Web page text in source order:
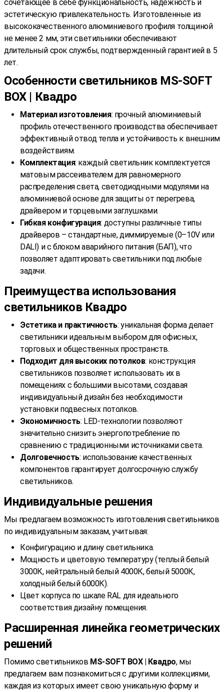
сочетающее в себе функциональность, надежность и
эстетическую привлекательность. Изготовленные из
высококачественного алюминиевого профиля толщиной
не менее 2 мм, эти светильники обеспечивают
длительный срок службы, подтвержденный гарантией в 5
лет.
Особенности светильников MS-SOFT
BOX | Квадро
Материал изготовления: прочный алюминиевый
профиль отечественного производства обеспечивает
эффективный отвод тепла и устойчивость к внешним
воздействиям.
Комплектация: каждый светильник комплектуется
матовым рассеивателем для равномерного
распределения света, светодиодными модулями на
алюминиевой основе для защиты от перегрева,
драйвером и торцевыми заглушками.
Гибкая конфигурация: доступны различные типы
драйверов – стандартные, диммируемые (0–10V или
DALI) и с блоком аварийного питания (БАП), что
позволяет адаптировать светильники под любые
задачи.
Преимущества использования
светильников Квадро
Эстетика и практичность: уникальная форма делает
светильники идеальным выбором для офисных,
торговых и общественных пространств.
Подходит для высоких потолков: конструкция
светильников позволяет использовать их в
помещениях с большими высотами, создавая
индивидуальный дизайн без необходимости
установки подвесных потолков.
Экономичность: LED-технологии позволяют
значительно снизить энергопотребление по
сравнению с традиционными источниками света.
Долговечность: использование качественных
компонентов гарантирует долгосрочную службу
светильников.
Индивидуальные решения
Мы предлагаем возможность изготовления светильников
по индивидуальным заказам, учитывая:
Конфигурацию и длину светильника.
Мощность и цветовую температуру (теплый белый
3000К, нейтральный белый 4000К, белый 5000К,
холодный белый 6000К).
Цвет корпуса по шкале RAL для идеального
соответствия дизайну помещения.
Расширенная линейка геометрических
решений
Помимо светильников MS-SOFT BOX | Квадро, мы
предлагаем вам познакомиться с другими коллекциями,
каждая из которых имеет свою уникальную форму и